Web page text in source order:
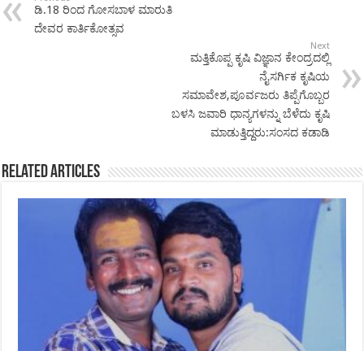
ಡಿ.18 ರಿಂದ ಗೋಸಬಾಳ ಮಾರುತಿ
ದೇವರ ಕಾರ್ತಿಕೋತ್ಸವ
Next
ಮತ್ತಿಕೊಪ್ಪ ಕೃಷಿ ವಿಜ್ಞಾನ ಕೇಂದ್ರದಲ್ಲಿ
ನೈಸರ್ಗಿಕ ಕೃಷಿಯ
ಸಮಾವೇಶ,ಪೂರ್ವಜರು ತಿಪ್ಪೆಗೊಬ್ಬರ
ಬಳಸಿ ಜವಾರಿ ಧಾನ್ಯಗಳನ್ನು ಬೆಳೆದು ಕೃಷಿ
ಮಾಡುತ್ತಿದ್ದರು:ಸಂಸದ ಕಡಾಡಿ
Related Articles